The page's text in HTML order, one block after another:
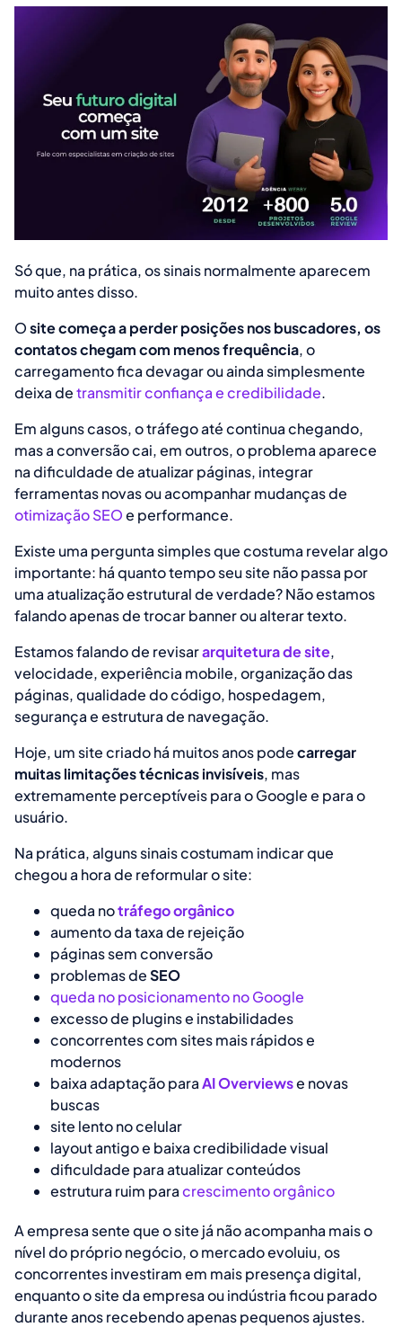
Só que, na prática, os sinais normalmente aparecem
muito antes disso.
Osite começa a perder posições nos buscadores, os
contatos chegam com menos frequência, o
carregamento fica devagar ou ainda simplesmente
deixa detransmitir confiança e credibilidade.
Em alguns casos, o tráfego até continua chegando,
mas a conversão cai, em outros, o problema aparece
na dificuldade de atualizar páginas, integrar
ferramentas novas ou acompanhar mudanças de
otimização SEOe performance.
Existe uma pergunta simples que costuma revelar algo
importante: há quanto tempo seu site não passa por
uma atualização estrutural de verdade?Não estamos
falando apenas de trocar banner ou alterar texto.
Estamos falando de revisararquitetura de site,
velocidade, experiência mobile, organização das
páginas, qualidade do código, hospedagem,
segurança e estrutura de navegação.
Hoje, um site criado há muitos anos podecarregar
muitas limitações técnicas invisíveis, mas
extremamente perceptíveis para o Google e para o
usuário.
Na prática, alguns sinais costumam indicar que
chegou a hora de reformular o site:
queda notráfego orgânico
aumento da taxa de rejeição
páginas sem conversão
problemas deSEO
queda no posicionamento no Google
excesso de plugins e instabilidades
concorrentes com sites mais rápidos e
modernos
baixa adaptação paraAI Overviewse novas
buscas
site lento no celular
layout antigo e baixa credibilidade visual
dificuldade para atualizar conteúdos
estrutura ruim paracrescimento orgânico
A empresa sente que o site já não acompanha mais o
nível do próprio negócio, o mercado evoluiu, os
concorrentes investiram em mais presença digital,
enquanto o site da empresa ou indústria ficou parado
durante anos recebendo apenas pequenos ajustes.